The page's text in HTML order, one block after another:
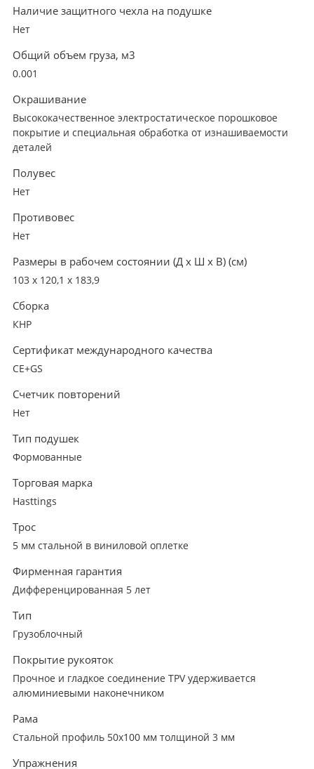
Наличие защитного чехла на подушке
Нет
Общий объем груза, м3
0.001
Окрашивание
Высококачественное электростатическое порошковое
покрытие и специальная обработка от изнашиваемости
деталей
Полувес
Нет
Противовес
Нет
Размеры в рабочем состоянии (Д х Ш х В) (см)
103 х 120,1 х 183,9
Сборка
КНР
Сертификат международного качества
CE+GS
Счетчик повторений
Нет
Тип подушек
Формованные
Торговая марка
Hasttings
Трос
5 мм стальной в виниловой оплетке
Фирменная гарантия
Дифференцированная 5 лет
Тип
Грузоблочный
Покрытие рукояток
Прочное и гладкое соединение TPV удерживается
алюминиевыми наконечником
Рама
Стальной профиль 50х100 мм толщиной 3 мм
Упражнения